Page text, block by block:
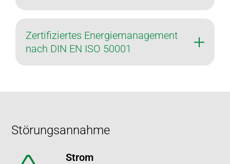
Zertifiziertes Energiemanagement
nach DIN EN ISO 50001
Störungsannahme
Strom